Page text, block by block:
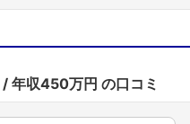
年収450万円 の口コミ